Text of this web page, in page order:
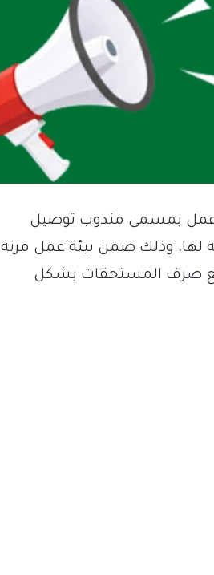
بمسمى مندوب توصيل
لها، وذلك ضمن بيئة عمل مرنة
مع صرف المستحقات بشكل